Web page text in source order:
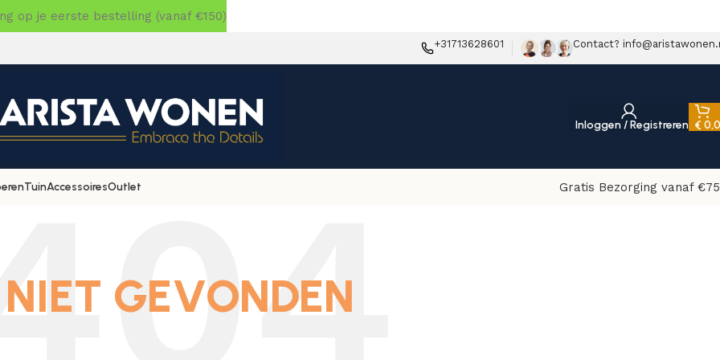
+31713628601 Contact?
Inloggen / Registreren €
TuinAccessoiresOutlet Gratis Bezorging vanaf
NIET GEVONDEN
op je eerste bestelling (vanaf €150)